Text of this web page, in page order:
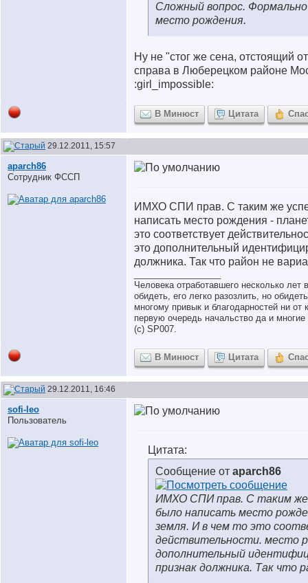
Сложный вопрос.
место рождения.
Ну не "стог же сена, отстоящий
справа в Люберецком районе
:girl_impossible:
В Минюст Цитата
29.12.2011, 15:57
aparch86
Сотрудник ФССП
ИМХО СПИ прав. С таким же
написать место рождения -
это соответствует
это дополнительный
должника. Так что район не
Человека отработавшего несколько
обидеть, его легко разозлить, но
многому привык и благодарностей ни от
первую очередь начальство да и многие
(с) SP007.
В Минюст Цитата
29.12.2011, 16:46
sofi-leo
Пользователь
Цитата:
Сообщение от aparch86
ИМХО СПИ прав. С таким же
было написать место
земля. И в чем то это
действительности. место
дополнительный
признак должника. Так что